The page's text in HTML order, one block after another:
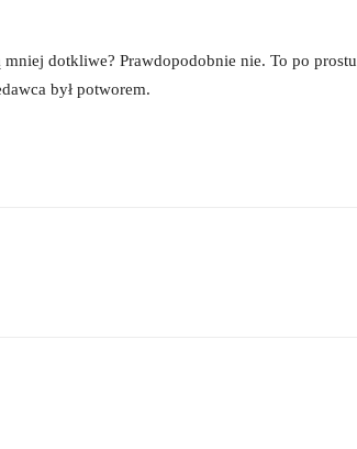
dotkliwe? Prawdopodobnie nie. To po prostu
był potworem.